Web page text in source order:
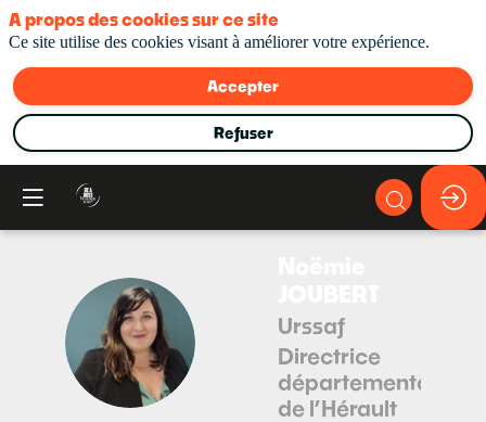
NJ
Urssaf
Directrice
départementale
de l’Hérault
A propos des cookies sur ce site
Ce site utilise des cookies visant à améliorer votre expérience.
Accepter
Refuser